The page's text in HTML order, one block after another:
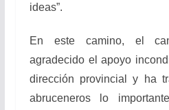
ideas”.
En este camino, el
agradecido el apoyo
dirección provincial y ha
abruceneros lo